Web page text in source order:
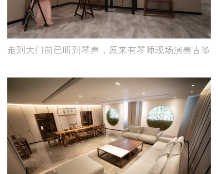
走到大门前已听到琴声，原来有琴师现场演奏古筝